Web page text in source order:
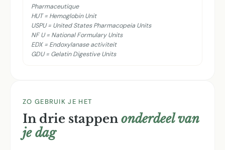
Pharmaceutique
HUT = Hemoglobin Unit
USPU = United States Pharmacopeia Units
NF U = National Formulary Units
EDX = Endoxylanase activiteit
GDU = Gelatin Digestive Units
ZO GEBRUIK JE HET
In drie stappen onderdeel van
je dag